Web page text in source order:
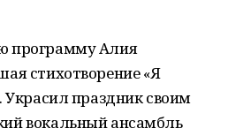
программу Алия
стихотворение «Я
Украсил праздник своим
вокальный ансамбль